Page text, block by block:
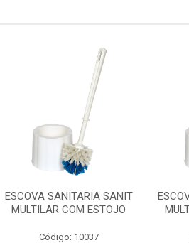
ESCOVA SANITARIA SANIT
MULTILAR COM ESTOJO
Código: 10037